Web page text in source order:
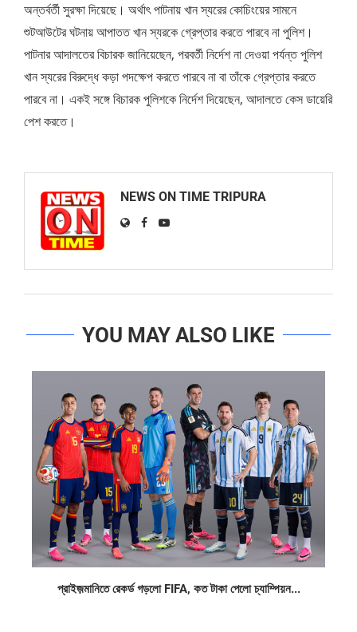
অন্তর্বর্তী সুরক্ষা দিয়েছে। অর্থাৎ পাটনায় খান স্যরের কোচিংয়ের সামনে
শুটআউটের ঘটনায় আপাতত খান স্যরকে গ্রেপ্তার করতে পারবে না পুলিশ।
পাটনার আদালতের বিচারক জানিয়েছেন, পরবর্তী নির্দেশ না দেওয়া পর্যন্ত পুলিশ
খান স্যরের বিরুদ্ধে কড়া পদক্ষেপ করতে পারবে না বা তাঁকে গ্রেপ্তার করতে
পারবে না। একই সঙ্গে বিচারক পুলিশকে নির্দেশ দিয়েছেন, আদালতে কেস ডায়েরি
পেশ করতে।
NEWS ON TIME TRIPURA
YOU MAY ALSO LIKE
প্রাইজ়মানিতে রেকর্ড গড়লো FIFA, কত টাকা পেলো চ্যাম্পিয়ন...